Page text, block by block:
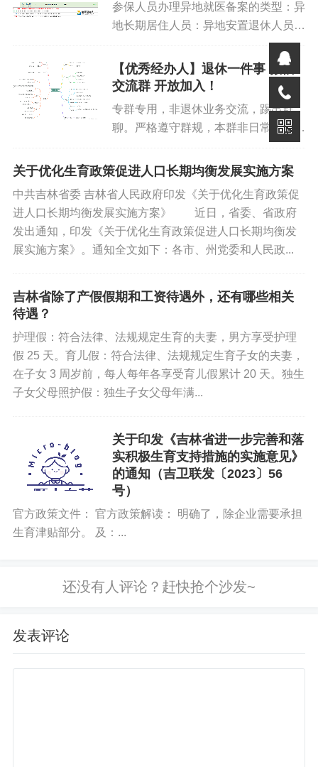
参保人员办理异地就医备案的类型：异
地长期居住人员：异地安置退休人员：
比如一位在长春工作多年后退休的人员
老张，退休后回到户籍所在地哈尔滨定
居，并将户籍迁入哈尔滨，他就属于异
地安置退休人员。异地居住人员：...
【优秀经办人】退休一件事 微信
交流群 开放加入！
专群专用，非退休业务交流，踢出群
聊。严格遵守群规，本群非日常五险一
金业务经办交流群，专项交流群。违规
踢出群聊！！各单位经办人，群昵 需
激活社保卡金融功能，长时间不使用...
关于优化生育政策促进人口长期均衡发展实施方案
中共吉林省委 吉林省人民政府印发《关于优化生育政策促
进人口长期均衡发展实施方案》 近日，省委、省政府
发出通知，印发《关于优化生育政策促进人口长期均衡发
展实施方案》。通知全文如下：各市、州党委和人民政...
吉林省除了产假假期和工资待遇外，还有哪些相关
待遇？
护理假：符合法律、法规规定生育的夫妻，男方享受护理
假 25 天。育儿假：符合法律、法规规定生育子女的夫妻，
在子女 3 周岁前，每人每年各享受育儿假累计 20 天。独生
子女父母照护假：独生子女父母年满...
关于印发《吉林省进一步完善和落
实积极生育支持措施的实施意见》
的通知（吉卫联发〔2023〕56
号）
官方政策文件： 官方政策解读： 明确了，除企业需要承担
生育津贴部分。 及：...
发表评论